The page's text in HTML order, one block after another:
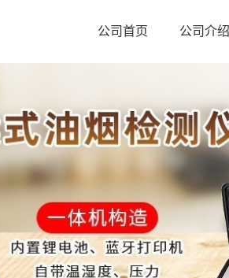
公司首页 公司介绍